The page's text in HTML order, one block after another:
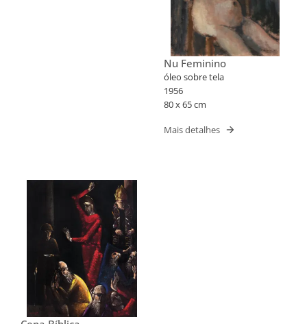
Nu Feminino
óleo sobre tela
1956
80 x 65 cm
Mais detalhes